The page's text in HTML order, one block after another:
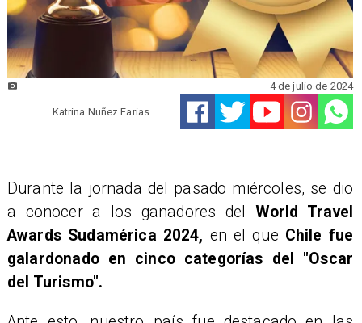
Katrina Nuñez Farias
4 de julio de 2024
Durante la jornada del pasado miércoles, se dio
a conocer a los ganadores del World Travel
Awards Sudamérica 2024, en el que Chile fue
galardonado en cinco categorías del "Oscar
del Turismo".